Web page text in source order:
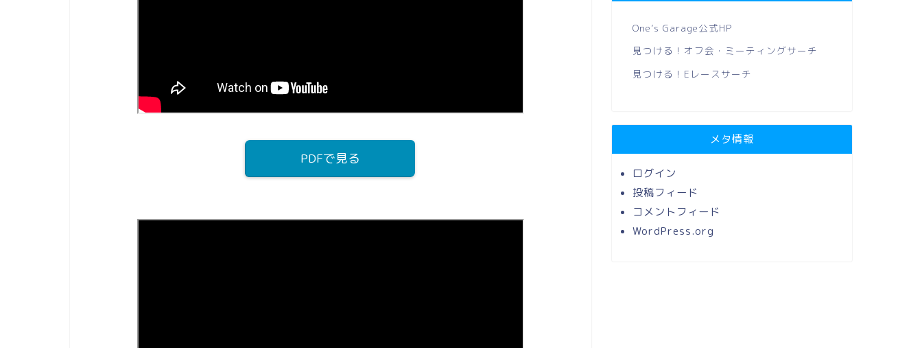
PDFで見る
One’s Garage公式HP
見つける！オフ会・ミーティングサーチ
見つける！Eレースサーチ
メタ情報
ログイン
投稿フィード
コメントフィード
WordPress.org